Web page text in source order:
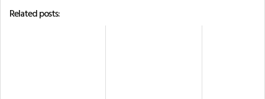
Related posts: